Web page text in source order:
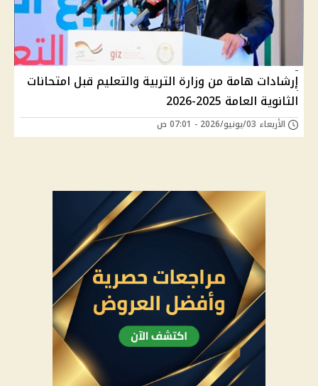
إرشادات هامة من وزارة التربية والتعليم قبل امتحانات
الثانوية العامة 2025-2026
الأربعاء 03/يونيو/2026 - 07:01 ص